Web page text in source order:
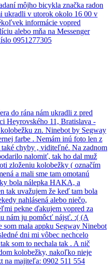
môjho bicykla značka radon
ukradli v utorok okolo 16 00 v
informácie vopred
alebo mňa na Messenger
0951277305
do rána nám ukradli z pred
Heyrovského 11, Bratislava -
zn. Ninebot by Segway
farbe . Nemám inú foto len z
chyby , viditeľné. Na zadnom
nalomiť, tak ho dal muž
zloženiu kolobežky ( označím
a mali sme tam omotanú
bola nálepka HAKA, a
tak uvažujem že keď tam bola
nahlásená alebo niečo,
pekne ďakujem vopred za
nám ju pomôcť nájsť. :( (A
som mala appku Segway Ninebot
dni mi vôbec nechcelo
som to nechala tak . A nič
kolobežky, nakoľko nieje
na majiteľa: 0902 511 554